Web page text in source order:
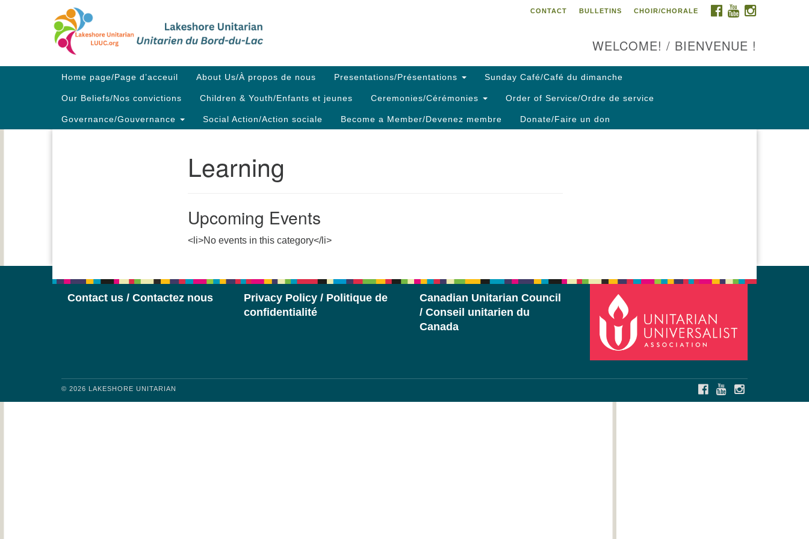
Map
FACEBOOK
YOUTUBE
CONTACT BULLETINS CHOIR/CHORALE
WELCOME! / BIENVENUE !
Main
Home page/Page d’acceuil About Us/À propos de nous Presentations/Présentations Sunday Café/Café du dimanche
Our Beliefs/Nos convictions Children & Youth/Enfants et jeunes Ceremonies/Cérémonies Order of Service/Ordre de service
Governance/Gouvernance Social Action/Action sociale Become a Member/Devenez membre Donate/Faire un don
Learning
Upcoming Events
<li>No events in this category</li>
Contact us / Contactez nous
Privacy Policy / Politique de
confidentialité
Canadian Unitarian Council
/ Conseil unitarien du
Canada
© 2026 LAKESHORE UNITARIAN FACEBOOKYOUTUBE